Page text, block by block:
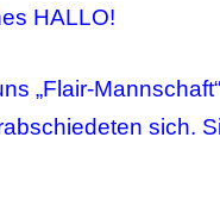
HALLO!
„Flair-
sich.